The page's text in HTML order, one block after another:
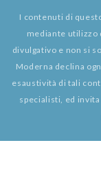
I contenuti di
mediante utilizzo
divulgativo e non si
Moderna declina
esaustività di tali
specialisti, ed